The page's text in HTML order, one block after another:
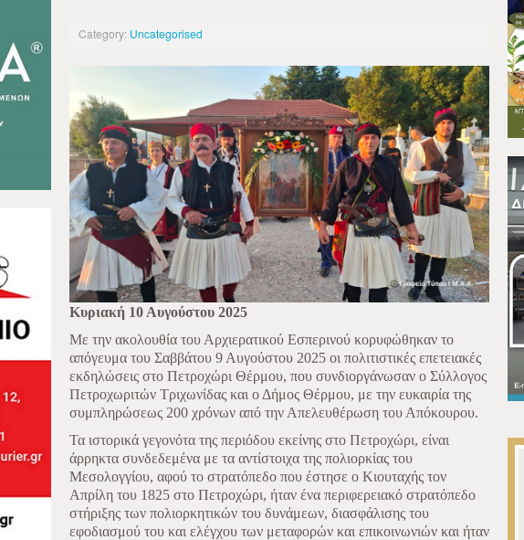
Category: Uncategorised
Κυριακή 10 Αυγούστου 2025
Με την ακολουθία του Αρχιερατικού Εσπερινού κορυφώθηκαν το
απόγευμα του Σαββάτου 9 Αυγούστου 2025 οι πολιτιστικές επετειακές
εκδηλώσεις στο Πετροχώρι Θέρμου, που συνδιοργάνωσαν ο Σύλλογος
Πετροχωριτών Τριχωνίδας και ο Δήμος Θέρμου, με την ευκαιρία της
συμπληρώσεως 200 χρόνων από την Απελευθέρωση του Απόκουρου.
Τα ιστορικά γεγονότα της περιόδου εκείνης στο Πετροχώρι, είναι
άρρηκτα συνδεδεμένα με τα αντίστοιχα της πολιορκίας του
Μεσολογγίου, αφού το στρατόπεδο που έστησε ο Κιουταχής τον
Απρίλη του 1825 στο Πετροχώρι, ήταν ένα περιφερειακό στρατόπεδο
στήριξης των πολιορκητικών του δυνάμεων, διασφάλισης του
εφοδιασμού του και ελέγχου των μεταφορών και επικοινωνιών και ήταν